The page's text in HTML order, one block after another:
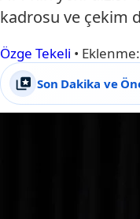
kadrosu ve çekim
Özge Tekeli • Eklenme:
Son Dakika ve